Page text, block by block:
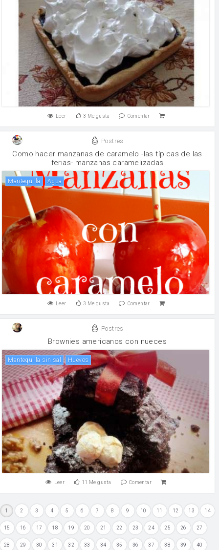
Leer 3 Me gusta Comentar
Postres
Como hacer manzanas de caramelo -las típicas de las
ferias- manzanas caramelizadas
mantequilla agua
Leer 3 Me gusta Comentar
Postres
Brownies americanos con nueces
mantequilla sin sal huevos
Leer 11 Me gusta Comentar
1 2 3 4 5 6 7 8 9 10 11 12 13 14
15 16 17 18 19 20 21 22 23 24 25 26 27
28 29 30 31 32 33 34 35 36 37 38 39 40